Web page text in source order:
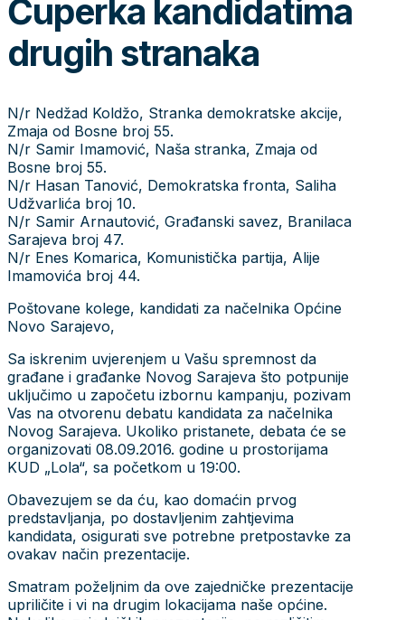
Čuperka kandidatima
drugih stranaka
N/r Nedžad Koldžo, Stranka demokratske akcije,
Zmaja od Bosne broj 55.
N/r Samir Imamović, Naša stranka, Zmaja od
Bosne broj 55.
N/r Hasan Tanović, Demokratska fronta, Saliha
Udžvarlića broj 10.
N/r Samir Arnautović, Građanski savez, Branilaca
Sarajeva broj 47.
N/r Enes Komarica, Komunistička partija, Alije
Imamovića broj 44.
Poštovane kolege, kandidati za načelnika Općine
Novo Sarajevo,
Sa iskrenim uvjerenjem u Vašu spremnost da
građane i građanke Novog Sarajeva što potpunije
uključimo u započetu izbornu kampanju, pozivam
Vas na otvorenu debatu kandidata za načelnika
Novog Sarajeva. Ukoliko pristanete, debata će se
organizovati 08.09.2016. godine u prostorijama
KUD „Lola“, sa početkom u 19:00.
Obavezujem se da ću, kao domaćin prvog
predstavljanja, po dostavljenim zahtjevima
kandidata, osigurati sve potrebne pretpostavke za
ovakav način prezentacije.
Smatram poželjnim da ove zajedničke prezentacije
upriličite i vi na drugim lokacijama naše općine.